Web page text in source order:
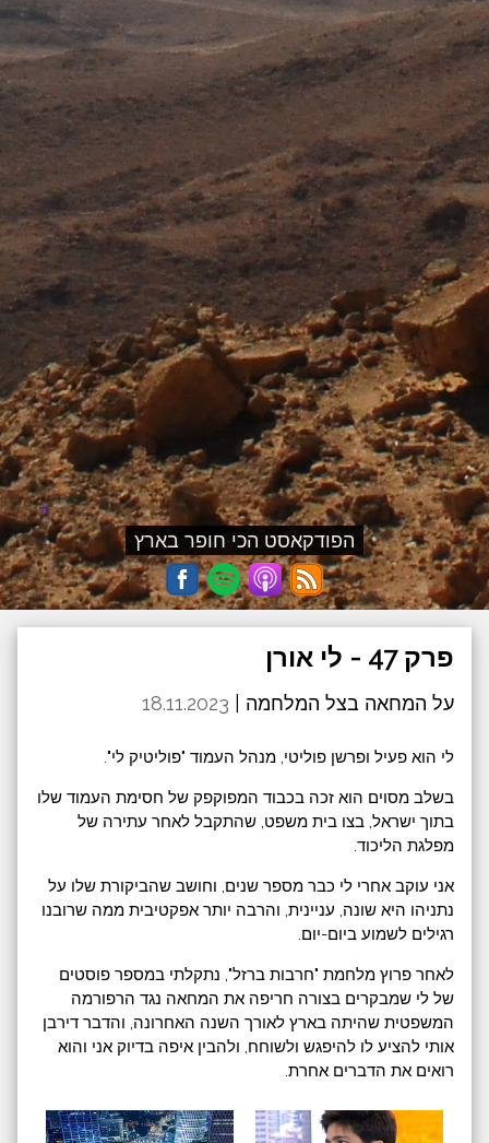
הפודקאסט הכי חופר בארץ
פרק 47 - לי אורן
על המחאה בצל המלחמה | 18.11.2023
לי הוא פעיל ופרשן פוליטי, מנהל העמוד "פוליטיק לי".
בשלב מסוים הוא זכה בכבוד המפוקפק של חסימת העמוד שלו
בתוך ישראל, בצו בית משפט, שהתקבל לאחר עתירה של
מפלגת הליכוד.
אני עוקב אחרי לי כבר מספר שנים, וחושב שהביקורת שלו על
נתניהו היא שונה, עניינית, והרבה יותר אפקטיבית ממה שרובנו
רגילים לשמוע ביום-יום.
לאחר פרוץ מלחמת "חרבות ברזל", נתקלתי במספר פוסטים
של לי שמבקרים בצורה חריפה את המחאה נגד הרפורמה
המשפטית שהיתה בארץ לאורך השנה האחרונה, והדבר דירבן
אותי להציע לו להיפגש ולשוחח, ולהבין איפה בדיוק אני והוא
רואים את הדברים אחרת.